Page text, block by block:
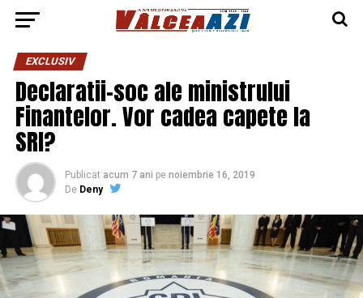
EXCLUSIV
Declaratii-soc ale ministrului
Finantelor. Vor cadea capete la
SRI?
Publicat acum 7 ani pe noiembrie 16, 2019
De Deny